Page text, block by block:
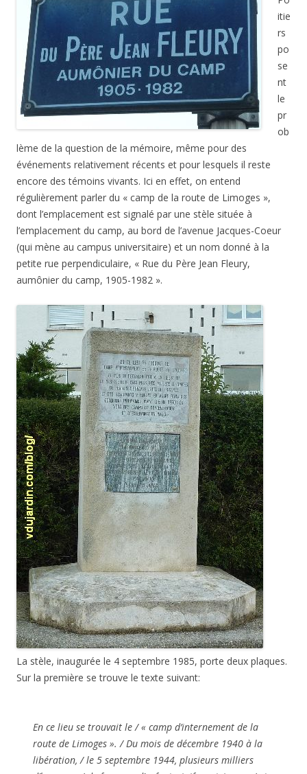
itie
rs
po
se
nt
le
pr
ob
lème de la question de la mémoire, même pour des
événements relativement récents et pour lesquels il reste
encore des témoins vivants. Ici en effet, on entend
régulièrement parler du « camp de la route de Limoges »,
dont l’emplacement est signalé par une stèle située à
l’emplacement du camp, au bord de l’avenue Jacques-Coeur
(qui mène au campus universitaire) et un nom donné à la
petite rue perpendiculaire, « Rue du Père Jean Fleury,
aumônier du camp, 1905-1982 ».
La stèle, inaugurée le 4 septembre 1985, porte deux plaques.
Sur la première se trouve le texte suivant:
En ce lieu se trouvait le / « camp d’internement de la
route de Limoges ». / Du mois de décembre 1940 à la
libération, / le 5 septembre 1944, plusieurs milliers